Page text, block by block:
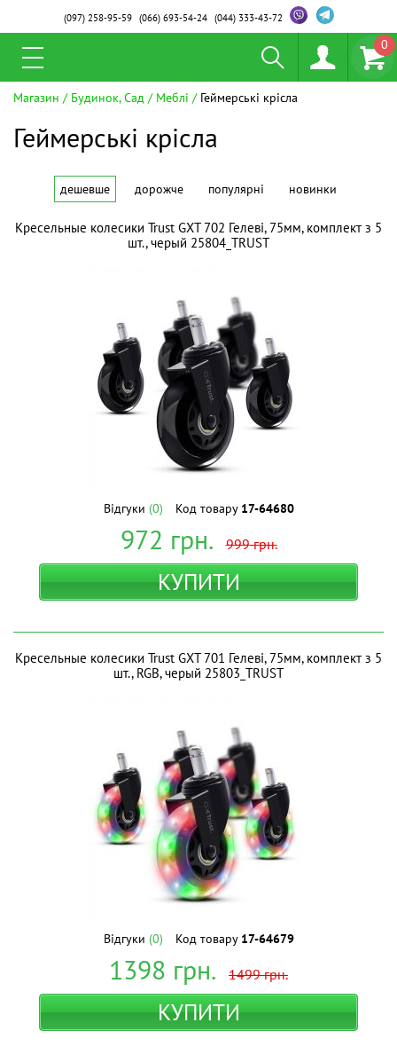
(097)258-95-59 (066)693-54-24 (044)333-43-72
0
Магазин Будинок, Сад Меблі Геймерські крісла
Геймерські крісла
дешевше дорожче популярні новинки
Кресельные колесики Trust GXT 702 Гелеві, 75мм, комплект з 5
шт., черый 25804_TRUST
Відгуки (0) Код товару 17-64680
972 грн. 999грн.
КУПИТИ
Кресельные колесики Trust GXT 701 Гелеві, 75мм, комплект з 5
шт., RGB, черый 25803_TRUST
Відгуки (0) Код товару 17-64679
1398 грн. 1499грн.
КУПИТИ